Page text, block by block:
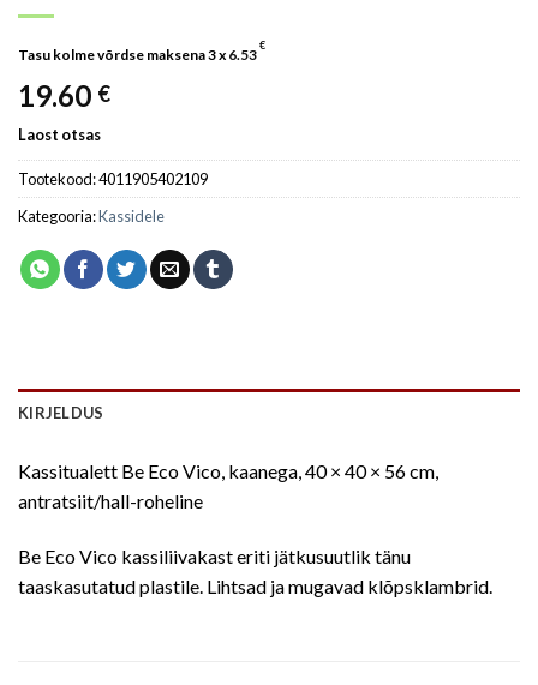
Tasu kolme võrdse maksena 3 x 6.53
€
19.60 €
Laost otsas
Tootekood:4011905402109
Kategooria:Kassidele
KIRJELDUS
Kassitualett Be Eco Vico, kaanega, 40 × 40 × 56 cm,
antratsiit/hall-roheline
Be Eco Vico kassiliivakast eriti jätkusuutlik tänu
taaskasutatud plastile. Lihtsad ja mugavad klõpsklambrid.